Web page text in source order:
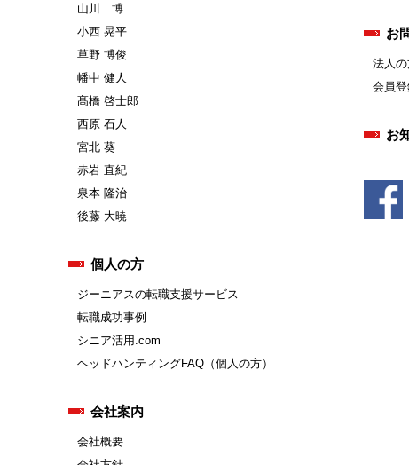
山川 博
小西 晃平
草野 博俊
幡中 健人
髙橋 啓士郎
西原 石人
宮北 葵
赤岩 直紀
泉本 隆治
後藤 大暁
個人の方
ジーニアスの転職支援サービス
転職成功事例
シニア活用.com
ヘッドハンティングFAQ（個人の方）
会社案内
会社概要
お
法人
会員
お